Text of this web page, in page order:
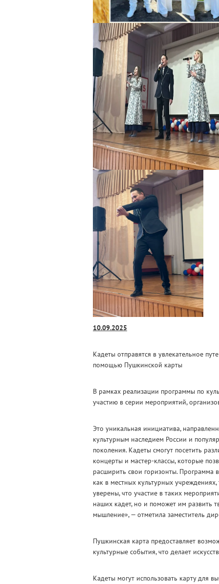
10.09.2025
Кадеты отправятся в увлекательное
помощью Пушкинской карты
В рамках реализации программы по
участию в серии мероприятий,
Это уникальная инициатива,
культурным наследием России и
поколения. Кадеты смогут посетить
концерты и мастер-классы, которые
расширить свои горизонты. Программа
как в местных культурных
уверены, что участие в таких
наших кадет, но и поможет им развить
мышление», — отметила заместитель
Пушкинская карта предоставляет
культурные события, что делает
Кадеты могут использовать карту для